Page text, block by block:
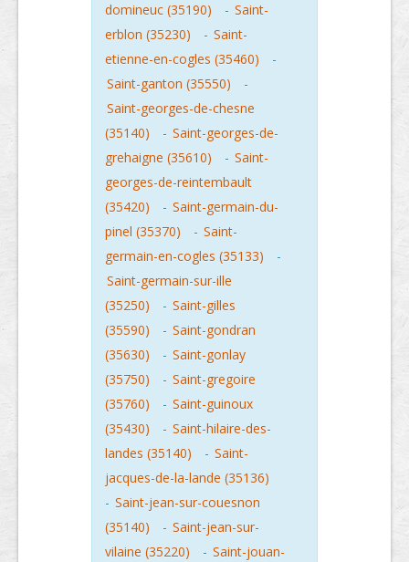
domineuc (35190)
- Saint-
erblon (35230)
- Saint-
etienne-en-cogles (35460)
-
Saint-ganton (35550)
-
Saint-georges-de-chesne
(35140)
- Saint-georges-de-
grehaigne (35610)
- Saint-
georges-de-reintembault
(35420)
- Saint-germain-du-
pinel (35370)
- Saint-
germain-en-cogles (35133)
-
Saint-germain-sur-ille
(35250)
- Saint-gilles
(35590)
- Saint-gondran
(35630)
- Saint-gonlay
(35750)
- Saint-gregoire
(35760)
- Saint-guinoux
(35430)
- Saint-hilaire-des-
landes (35140)
- Saint-
jacques-de-la-lande (35136)
- Saint-jean-sur-couesnon
(35140)
- Saint-jean-sur-
vilaine (35220)
- Saint-jouan-